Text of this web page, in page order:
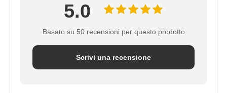
5.0
Basato su 50 recensioni per questo prodotto
Scrivi una recensione